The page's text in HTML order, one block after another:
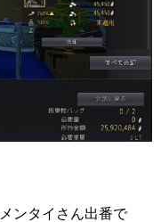
ンタイさん出番で